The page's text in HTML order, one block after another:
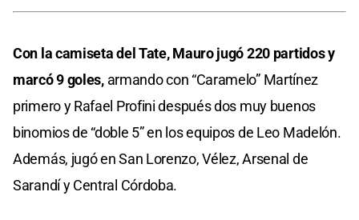
Con la camiseta del Tate, Mauro jugó 220 partidos y
marcó 9 goles, armando con “Caramelo” Martínez
primero y Rafael Profini después dos muy buenos
binomios de “doble 5” en los equipos de Leo Madelón.
Además, jugó en San Lorenzo, Vélez, Arsenal de
Sarandí y Central Córdoba.